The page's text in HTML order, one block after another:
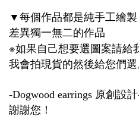
▼ 每個作品都是純手工繪
差異獨一無二的作品
※如果自己想要選圖案請給
我會拍現貨的然後給您們選
-Dogwood earrings 原創設計
謝謝您！